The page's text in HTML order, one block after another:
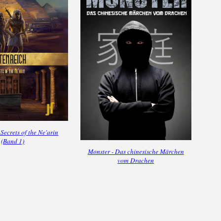
of the Ne'arin
(Band 1)
Monster - Das chinesische Märchen
vom Drachen